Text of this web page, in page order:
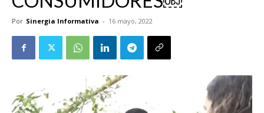
Por Sinergia Informativa - 16 mayo, 2022